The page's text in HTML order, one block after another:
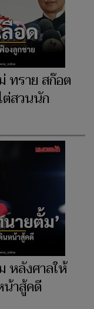
ทราย สก๊อต
สวนนัก
หลังศาลให้
น้าสู้คดี